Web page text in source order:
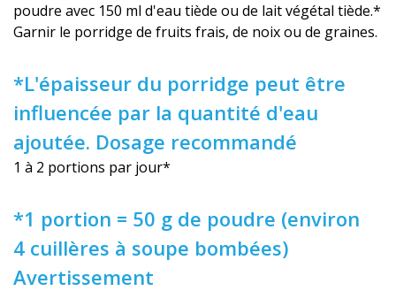
poudre avec 150 ml d'eau tiède ou de lait végétal tiède.*
Garnir le porridge de fruits frais, de noix ou de graines.
*L'épaisseur du porridge peut être
influencée par la quantité d'eau
ajoutée. Dosage recommandé
1 à 2 portions par jour*
*1 portion = 50 g de poudre (environ
4 cuillères à soupe bombées)
Avertissement